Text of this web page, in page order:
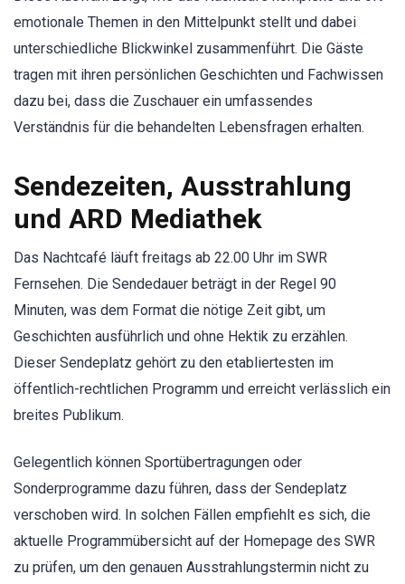
emotionale Themen in den Mittelpunkt stellt und dabei
unterschiedliche Blickwinkel zusammenführt. Die Gäste
tragen mit ihren persönlichen Geschichten und Fachwissen
dazu bei, dass die Zuschauer ein umfassendes
Verständnis für die behandelten Lebensfragen erhalten.
Sendezeiten, Ausstrahlung
und ARD Mediathek
Das Nachtcafé läuft freitags ab 22.00 Uhr im SWR
Fernsehen. Die Sendedauer beträgt in der Regel 90
Minuten, was dem Format die nötige Zeit gibt, um
Geschichten ausführlich und ohne Hektik zu erzählen.
Dieser Sendeplatz gehört zu den etabliertesten im
öffentlich-rechtlichen Programm und erreicht verlässlich ein
breites Publikum.
Gelegentlich können Sportübertragungen oder
Sonderprogramme dazu führen, dass der Sendeplatz
verschoben wird. In solchen Fällen empfiehlt es sich, die
aktuelle Programmübersicht auf der Homepage des SWR
zu prüfen, um den genauen Ausstrahlungstermin nicht zu